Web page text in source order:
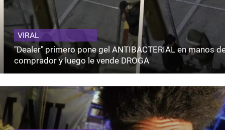
VIRAL
"Dealer" primero pone gel ANTIBACTERIAL en manos
comprador y luego le vende DROGA